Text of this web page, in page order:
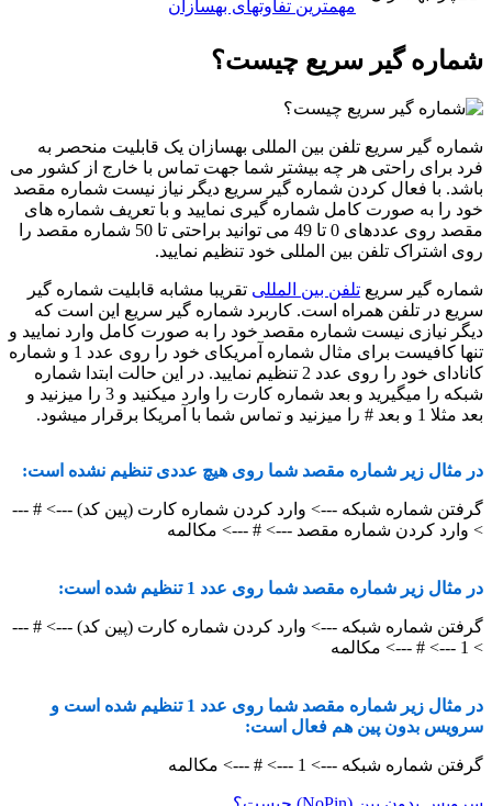
مهمترین تفاوتهای بهسازان
شماره گیر سریع چیست؟
شماره گیر سریع تلفن بین المللی بهسازان یک قابلیت منحصر به
فرد برای راحتی هر چه بیشتر شما جهت تماس با خارج از کشور می
باشد. با فعال کردن شماره گیر سریع دیگر نیاز نیست شماره مقصد
خود را به صورت کامل شماره گیری نمایید و با تعریف شماره های
مقصد روی عددهای 0 تا 49 می توانید براحتی تا 50 شماره مقصد را
روی اشتراک تلفن بین المللی خود تنظیم نمایید.
شماره گیر سریع تلفن بین المللی تقریبا مشابه قابلیت شماره گیر
سریع در تلفن همراه است. کاربرد شماره گیر سریع این است که
دیگر نیازی نیست شماره مقصد خود را به صورت کامل وارد نمایید و
تنها کافیست برای مثال شماره آمریکای خود را روی عدد 1 و شماره
کانادای خود را روی عدد 2 تنظیم نمایید. در این حالت ابتدا شماره
شبکه را میگیرید و بعد شماره کارت را وارد میکنید و 3 را میزنید و
بعد مثلا 1 و بعد # را میزنید و تماس شما با آمریکا برقرار میشود.
در مثال زیر شماره مقصد شما روی هیچ عددی تنظیم نشده است:
گرفتن شماره شبکه ---> وارد کردن شماره کارت (پین کد) ---> # ---
> وارد کردن شماره مقصد ---> # ---> مکالمه
در مثال زیر شماره مقصد شما روی عدد 1 تنظیم شده است:
گرفتن شماره شبکه ---> وارد کردن شماره کارت (پین کد) ---> # ---
> 1 ---> # ---> مکالمه
در مثال زیر شماره مقصد شما روی عدد 1 تنظیم شده است و
سرویس بدون پین هم فعال است:
گرفتن شماره شبکه ---> 1 ---> # ---> مکالمه